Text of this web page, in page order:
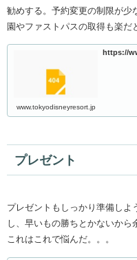
勧めする。予約変更の制限が少
園やファストパスの取得も楽だ
https://
www.tokyodisneyresort.jp
プレゼント
プレゼントもしっかり準備しよ
し、早いもの勝ちとかないから
これはこれで悩んだ。。。